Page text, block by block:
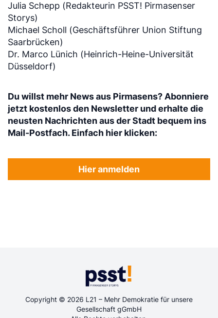
Julia Schepp (Redakteurin PSST! Pirmasenser
Storys)
Michael Scholl (Geschäftsführer Union Stiftung
Saarbrücken)
Dr. Marco Lünich (Heinrich-Heine-Universität
Düsseldorf)
Du willst mehr News aus Pirmasens? Abonniere
jetzt kostenlos den Newsletter und erhalte die
neusten Nachrichten aus der Stadt bequem ins
Mail-Postfach. Einfach hier klicken:
Hier anmelden
Copyright © 2026 L21 – Mehr Demokratie für unsere
Gesellschaft gGmbH